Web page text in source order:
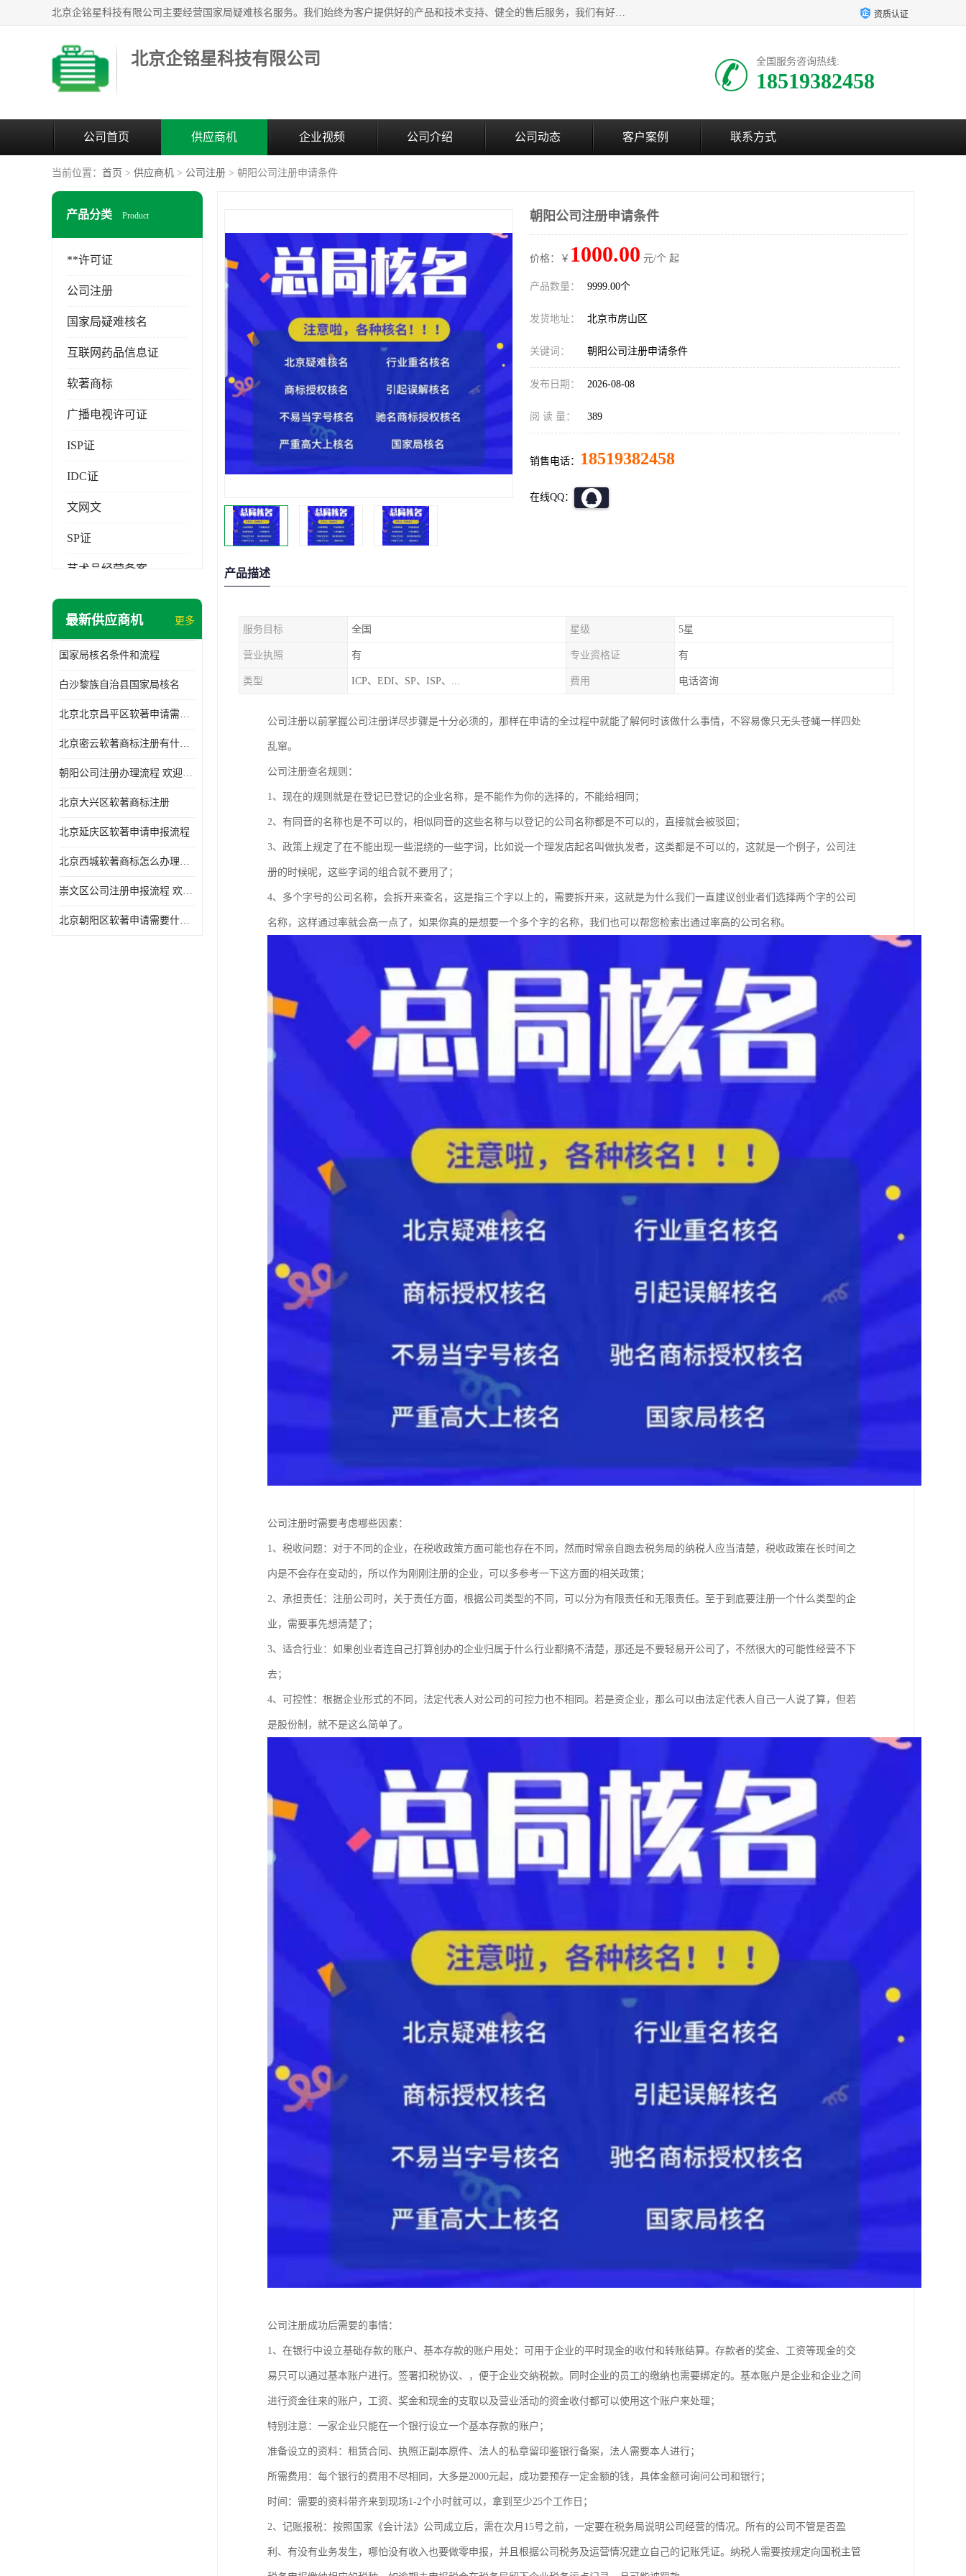
北京企铭星科技有限公司主要经营国家局疑难核名服务。我们始终为客户提供好的产品和技术支持、健全的售后服务，我们有好的产品和专业的销售和技术团队，我公司属于北京企业管理及投资咨询黄页行业，如果您对我公司的产品服务有兴趣，期待您在线留言或者来电咨询。 资质认证
北京企铭星科技有限公司 全国服务咨询热线:
18519382458
公司首页 供应商机 企业视频 公司介绍 公司动态 客户案例 联系方式
当前位置： 首页 > 供应商机 > 公司注册 > 朝阳公司注册申请条件
产品分类 Product
**许可证
公司注册
国家局疑难核名
互联网药品信息证
软著商标
广播电视许可证
ISP证
IDC证
文网文
SP证
艺术品经营备案
最新供应商机 更多
国家局核名条件和流程
白沙黎族自治县国家局核名
北京北京昌平区软著申请需要什么条件 软件著作权 欢迎电话咨询
北京密云软著商标注册有什么要求 软件著作权 欢迎电话咨询
朝阳公司注册办理流程 欢迎电话咨询
北京大兴区软著商标注册
北京延庆区软著申请申报流程
北京西城软著商标怎么办理流程 欢迎电话咨询
崇文区公司注册申报流程 欢迎电话咨询
北京朝阳区软著申请需要什么条件 欢迎电话咨询
朝阳公司注册申请条件
价格：￥ 1000.00 元/个 起
产品数量： 9999.00个
发货地址： 北京市房山区
关键词： 朝阳公司注册申请条件
发布日期： 2026-08-08
阅 读 量： 389
销售电话： 18519382458
在线QQ：
产品描述
服务目标 全国 星级 5星
营业执照 有 专业资格证 有
类型 ICP、EDI、SP、ISP、... 费用 电话咨询
公司注册以前掌握公司注册详尽步骤是十分必须的，那样在申请的全过程中就能了解何时该做什么事情，不容易像只无头苍蝇一样四处
乱窜。
公司注册查名规则：
1、现在的规则就是在登记已登记的企业名称，是不能作为你的选择的，不能给相同；
2、有同音的名称也是不可以的，相似同音的这些名称与以登记的公司名称都是不可以的，直接就会被驳回；
3、政策上规定了在不能出现一些混绕的一些字词，比如说一个理发店起名叫做执发者，这类都是不可以的，这就是一个例子，公司注
册的时候呢，这些字词的组合就不要用了；
4、多个字号的公司名称，会拆开来查名，这是指三个字以上的，需要拆开来，这就是为什么我们一直建议创业者们选择两个字的公司
名称，这样通过率就会高一点了，如果你真的是想要一个多个字的名称，我们也可以帮您检索出通过率高的公司名称。
公司注册时需要考虑哪些因素：
1、税收问题：对于不同的企业，在税收政策方面可能也存在不同，然而时常亲自跑去税务局的纳税人应当清楚，税收政策在长时间之
内是不会存在变动的，所以作为刚刚注册的企业，可以多参考一下这方面的相关政策；
2、承担责任：注册公司时，关于责任方面，根据公司类型的不同，可以分为有限责任和无限责任。至于到底要注册一个什么类型的企
业，需要事先想清楚了；
3、适合行业：如果创业者连自己打算创办的企业归属于什么行业都搞不清楚，那还是不要轻易开公司了，不然很大的可能性经营不下
去；
4、可控性：根据企业形式的不同，法定代表人对公司的可控力也不相同。若是资企业，那么可以由法定代表人自己一人说了算，但若
是股份制，就不是这么简单了。
公司注册成功后需要的事情：
1、在银行中设立基础存款的账户、基本存款的账户用处：可用于企业的平时现金的收付和转账结算。存款者的奖金、工资等现金的交
易只可以通过基本账户进行。签署扣税协议、，便于企业交纳税款。同时企业的员工的缴纳也需要绑定的。基本账户是企业和企业之间
进行资金往来的账户，工资、奖金和现金的支取以及营业活动的资金收付都可以使用这个账户来处理；
特别注意：一家企业只能在一个银行设立一个基本存款的账户；
准备设立的资料：租赁合同、执照正副本原件、法人的私章留印鉴银行备案，法人需要本人进行；
所需费用：每个银行的费用不尽相同，大多是2000元起，成功要预存一定金额的钱，具体金额可询问公司和银行；
时间：需要的资料带齐来到现场1-2个小时就可以，拿到至少25个工作日；
2、记账报税：按照国家《会计法》公司成立后，需在次月15号之前，一定要在税务局说明公司经营的情况。所有的公司不管是否盈
利、有没有业务发生，哪怕没有收入也要做零申报，并且根据公司税务及运营情况建立自己的记账凭证。纳税人需要按规定向国税主管